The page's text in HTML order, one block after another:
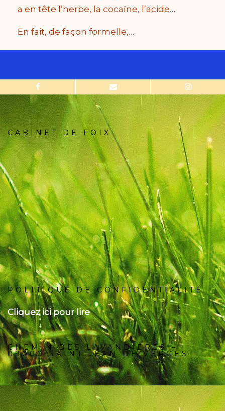
a en tête l’herbe, la cocaïne, l’acide…
En fait, de façon formelle,…
CABINET DE FOIX
POLITIQUE DE CONFIDENTIALITÉ
Cliquez ici pour lire
CHEMIN DES LAVANDIERES –
09000 SAINT JEAN DE VERGES